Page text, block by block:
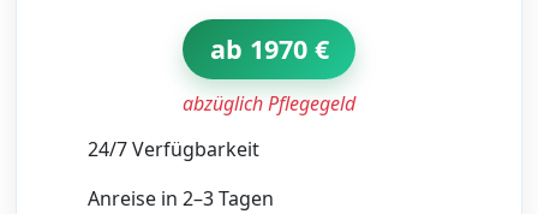
ab 1970 €
abzüglich Pflegegeld
24/7 Verfügbarkeit
Anreise in 2–3 Tagen